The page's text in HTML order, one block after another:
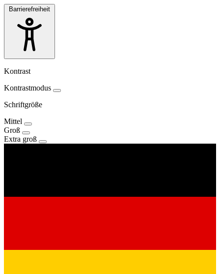
Barrierefreiheit
Kontrast
Kontrastmodus
Schriftgröße
Mittel
Groß
Extra groß